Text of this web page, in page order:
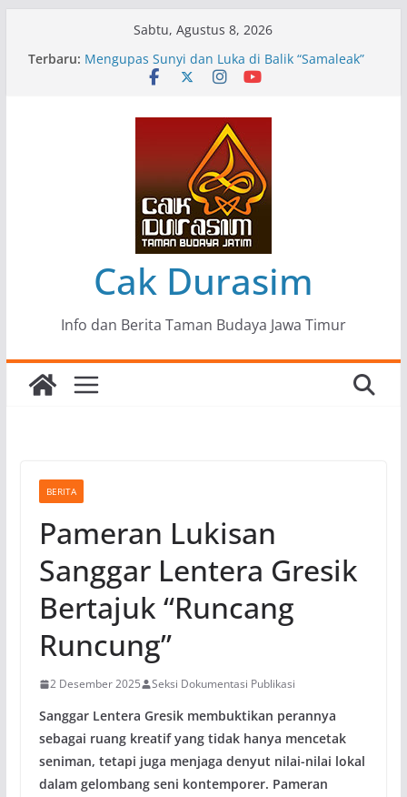
Sabtu, Agustus 8, 2026
Terbaru: Pameran Lukisan Komunitas Patria Seni Rupa
Kota Blitar : Ketika “Bergerak” Menjadi Mantra
Mengupas Sunyi dan Luka di Balik “Samaleak”
Menjaga Marwah Seni dan Budaya: Catatan
Kunjungan Kerja Ir. Bambang Haryo Soekartono
(BHS) Anggota DPR RI ke Taman Budaya Jawa
Pameran Tunggal 35 Karya Agus Koecink
“Tumbang Tambang”, Ungkapan Kritis Tentang
Derita Pekerja Pertambangan
Cak Durasim
Info dan Berita Taman Budaya Jawa Timur
BERITA
Pameran Lukisan
Sanggar Lentera Gresik
Bertajuk “Runcang
Runcung”
2 Desember 2025 Seksi Dokumentasi Publikasi
Sanggar Lentera Gresik membuktikan perannya
sebagai ruang kreatif yang tidak hanya mencetak
seniman, tetapi juga menjaga denyut nilai-nilai lokal
dalam gelombang seni kontemporer. Pameran